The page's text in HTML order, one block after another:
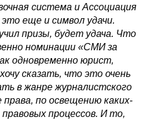
система и Ассоциация
еще и символ удачи.
призы, будет удача. Что
номинации «СМИ за
одновременно юрист,
сказать, что это очень
в жанре журналистского
права, по освещению каких-
процессов. И то,